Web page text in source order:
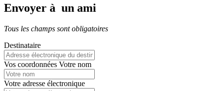
Envoyer à un ami
Tous les champs sont obligatoires
Destinataire
Vos coordonnées Votre nom
Votre adresse électronique